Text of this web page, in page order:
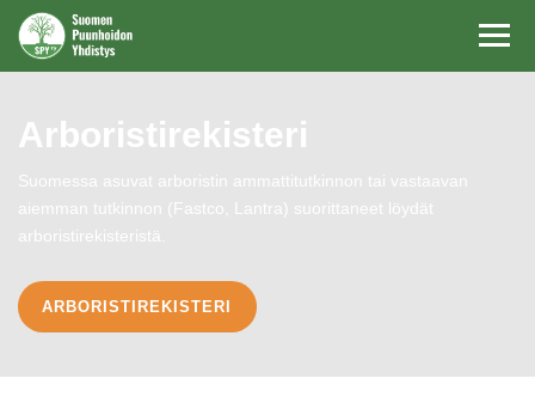
Arboristirekisteri
Suomessa asuvat arboristin ammattitutkinnon tai vastaavan
aiemman tutkinnon (Fastco, Lantra) suorittaneet löydät
arboristirekisteristä.
ARBORISTIREKISTERI